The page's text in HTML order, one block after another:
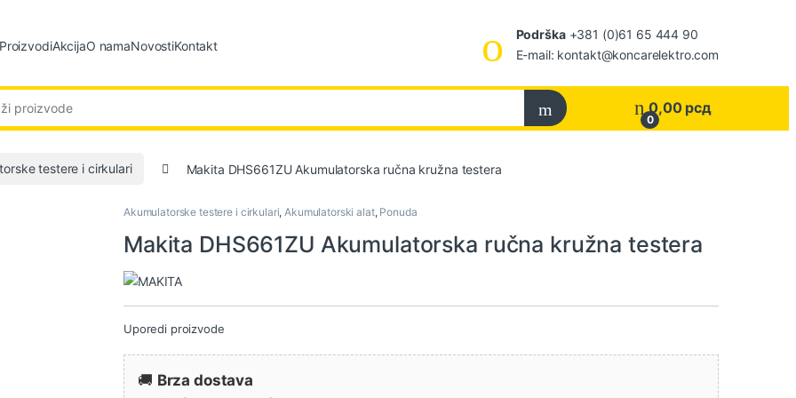
ProizvodiAkcijaO namaNovostiKontakt
Podrška+381 (0)61 65 444 90
E-mail: kontakt@koncarelektro.com
0
0,00 рсд
testere i cirkulari Makita DHS661ZU Akumulatorska ručna kružna testera
Akumulatorske testere i cirkulari, Akumulatorski alat, Ponuda
Makita DHS661ZU Akumulatorska ručna kružna testera
Uporedi proizvode
🚚 Brza dostava